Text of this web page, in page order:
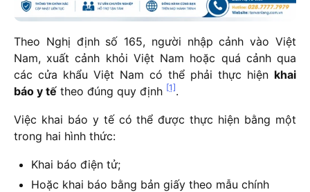
Theo Nghị định số 165, người nhập cảnh vào Việt
Nam, xuất cảnh khỏi Việt Nam hoặc quá cảnh qua
các cửa khẩu Việt Nam có thể phải thực hiện khai
báo y tế theo đúng quy định [1].
Việc khai báo y tế có thể được thực hiện bằng một
trong hai hình thức:
Khai báo điện tử;
Hoặc khai báo bằng bản giấy theo mẫu chính